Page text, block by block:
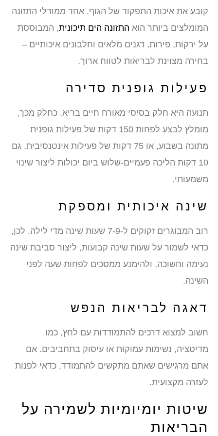
קובע את איכות התפקוד של הגוף. אחד ממודלי התזונה
המומלצים ביותר הוא התזונה הים תיכונית, המבוססת
על ירקות, פירות, דגנים מלאים וחלבונים איכותיים –
בחירה מצוינת לבריאות לטווח ארוך.
פעילות גופנית סדירה
תנועה היא חלק בסיסי מאורח חיים בריא. כחלק מכך,
מומלץ לבצע לפחות 150 דקות של פעילות גופנית
מתונה בשבוע, או 75 דקות של פעילות אינטנסיבית. גם
10 דקות הליכה פעמיים-שלוש ביום יכולות ליצור שינוי
משמעותי.
שינה איכותית ומספקת
רוב המבוגרים זקוקים ל-7-9 שעות שינה מדי לילה. לכן,
כדאי לשמור על שעות שינה קבועות, ליצור סביבת שינה
נעימה וחשוכה, ולהימנע ממסכים לפחות שעה לפני
השינה.
דאגה לבריאות הנפש
חשוב למצוא דרכים להתמודדות עם לחץ, כמו
מדיטציה, נשימות עמוקות או עיסוק בתחביבים. אם
אתם מרגישים שאתם מתקשים להתמודד, כדאי לפנות
לעזרה מקצועית.
שיטות יומיומיות לשמירה על
הבריאות